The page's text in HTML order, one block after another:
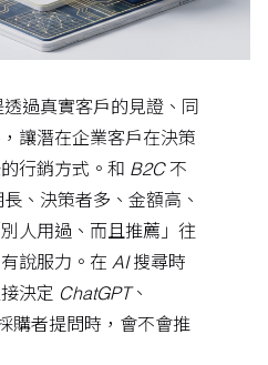
過真實客戶的見證、同
讓潛在企業客戶在決策
行銷方式。和 B2C 不
、決策者多、金額高、
人用過、而且推薦」往
說服力。在 AI 搜尋時
決定 ChatGPT、
購者提問時，會不會推